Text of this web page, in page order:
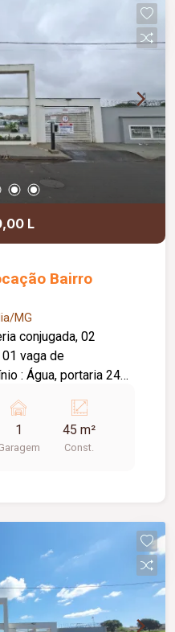
L
Bairro
MG
conjugada, 02
vaga de
: Água, portaria 24hs
1 45 m²
Const.